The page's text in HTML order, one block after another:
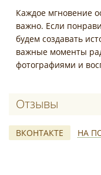
Каждое мгновение
важно. Если
будем создавать
важные моменты
фотографиями и
Отзывы о
ВКОНТАКТЕ НА